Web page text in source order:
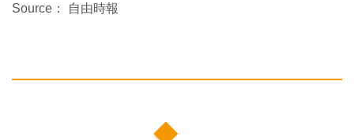
Source： 自由時報